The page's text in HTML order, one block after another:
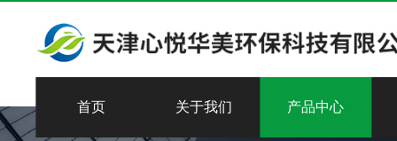
首页 关于我们 产品中心